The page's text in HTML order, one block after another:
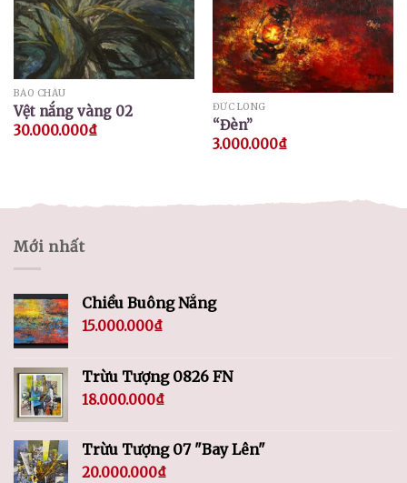
BẢO CHÂU
Vệt nắng vàng 02
30.000.000₫
ĐỨC LONG
“Đèn”
3.000.000₫
Mới nhất
Chiều Buông Nắng
15.000.000₫
Trừu Tượng 0826 FN
18.000.000₫
Trừu Tượng 07 "Bay Lên"
20.000.000₫